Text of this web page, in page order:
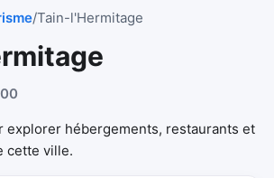
/Tain-l'Hermitage
explorer hébergements, restaurants et
cette ville.